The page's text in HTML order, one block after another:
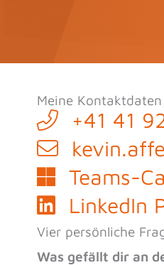
Meine Kontaktdaten
+41 41
Teams-
LinkedIn
Vier persönliche
Was gefällt dir an